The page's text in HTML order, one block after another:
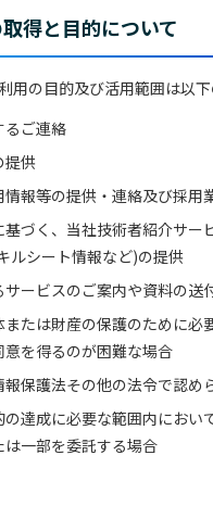
得と目的について
用の目的及び活用範囲は以下
るご連絡
提供
報等の提供・連絡及び採用
基づく、当社技術者紹介サー
ルシート情報など)の提供
サービスのご案内や資料の送
たは財産の保護のために必
意を得るのが困難な場合
報保護法その他の法令で認め
の達成に必要な範囲内におい
一部を委託する場合